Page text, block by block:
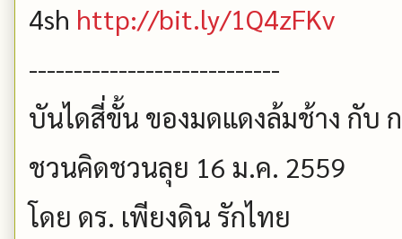
4sh http://bit.ly/1Q4zFKv
----------------------------
บันไดสี่ขั้น ของมดแดงล้มช้าง กับ
ชวนคิดชวนลุย 16 ม.ค. 2559
โดย ดร. เพียงดิน รักไทย